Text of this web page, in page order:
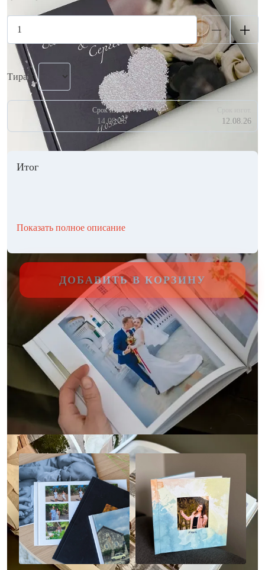
Тираж
Срок изгот.
14.08.26 12.08.26
Итог
Показать полное описание
ДОБАВИТЬ В КОРЗИНУ
Другие стили фотокниг